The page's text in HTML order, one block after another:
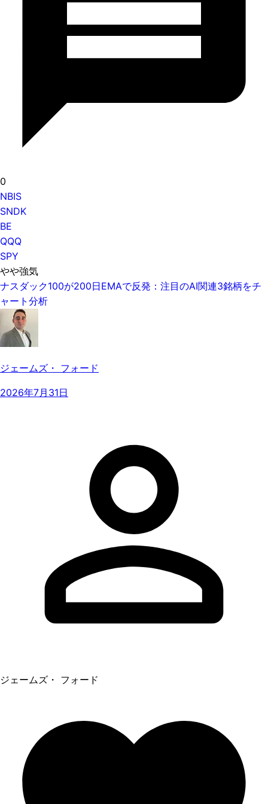
0
NBIS
SNDK
BE
QQQ
SPY
やや強気
ナスダック100が200日EMAで反発：注目のAI関連3銘柄をチ
ャート分析
ジェームズ・ フォード
2026年7月31日
ジェームズ・ フォード